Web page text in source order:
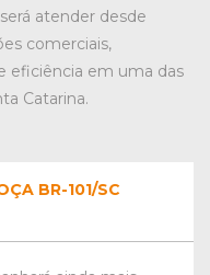
atender desde
comerciais,
eficiência em uma das
Catarina.
BR-101/SC